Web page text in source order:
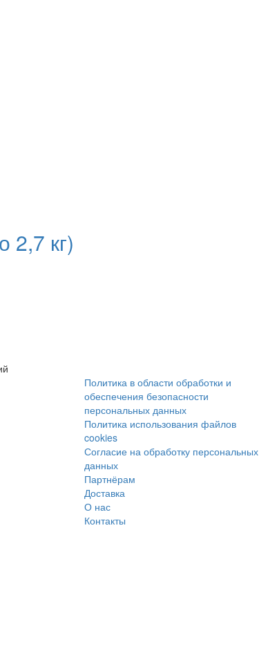
2,7 кг)
Политика в области обработки и
обеспечения безопасности
персональных данных
Политика использования файлов
cookies
Согласие на обработку персональных
данных
Партнёрам
Доставка
О нас
Контакты